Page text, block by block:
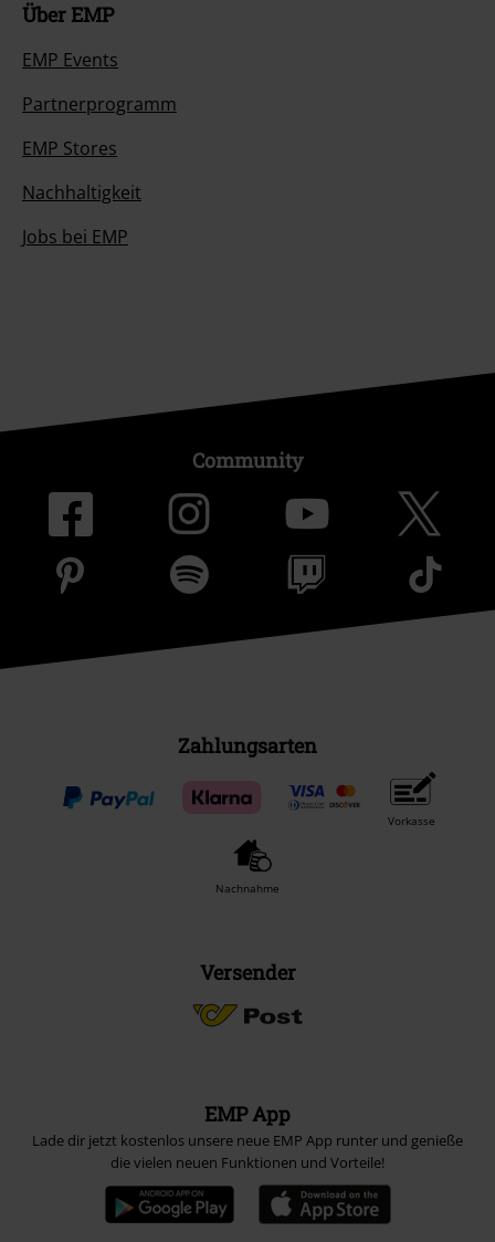
Über EMP
EMP Events
Partnerprogramm
EMP Stores
Nachhaltigkeit
Jobs bei EMP
Community
Zahlungsarten
Vorkasse
Nachnahme
Versender
EMP App
Lade dir jetzt kostenlos unsere neue EMP App runter und genieße
die vielen neuen Funktionen und Vorteile!